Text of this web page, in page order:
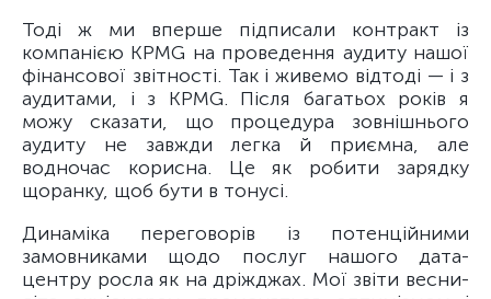
Тоді ж ми вперше підписали контракт із
компанією KPMG на проведення аудиту нашої
фінансової звітності. Так і живемо відтоді — і з
аудитами, і з KPMG. Після багатьох років я
можу сказати, що процедура зовнішнього
аудиту не завжди легка й приємна, але
водночас корисна. Це як робити зарядку
щоранку, щоб бути в тонусі.
Динаміка переговорів із потенційними
замовниками щодо послуг нашого дата-
центру росла як на дріжджах. Мої звіти весни-